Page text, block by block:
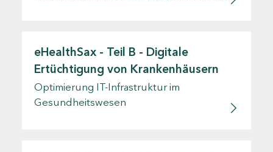
eHealthSax - Teil B - Digitale
Ertüchtigung von Krankenhäusern
Optimierung IT-Infrastruktur im
Gesundheitswesen